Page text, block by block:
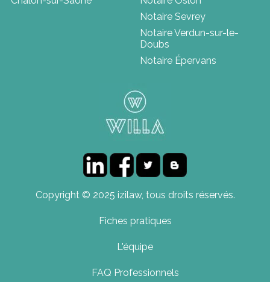
Notaire Sevrey
Notaire Verdun-sur-le-
Doubs
Notaire Épervans
Copyright © 2025 izilaw, tous droits réservés.
Fiches pratiques
L'équipe
FAQ Professionnels